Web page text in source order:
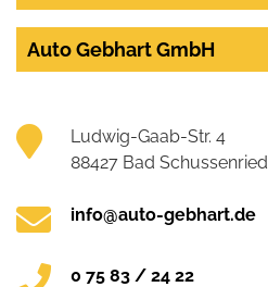
Auto Gebhart GmbH
Ludwig-Gaab-Str. 4
88427 Bad Schussenried
info@auto-gebhart.de
0 75 83 / 24 22